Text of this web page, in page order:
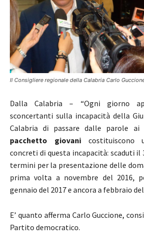
Il Consigliere regionale della Calabria Carlo
Dalla Calabria – “Ogni giorno
sconcertanti sulla incapacità della
Calabria di passare dalle parole
pacchetto giovanicostituiscono
concreti di questa incapacità: scaduti il
termini per la presentazione delle
prima volta a novembre del 2016,
gennaio del 2017 e ancora a febbraio del
E’ quanto afferma Carlo Guccione,
Partito democratico.